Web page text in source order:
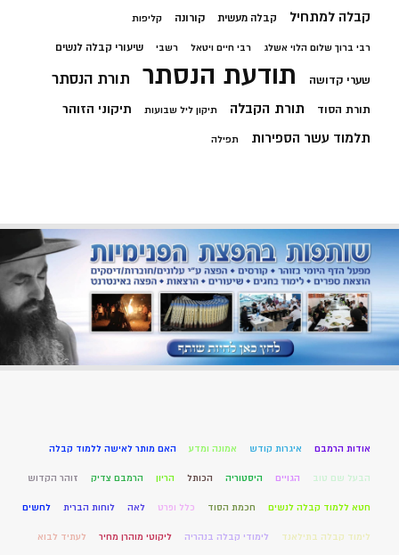
קבלה למתחיל קבלה מעשית קורונה קליפות
רבי ברוך שלום הלוי אשלג רבי חיים ויטאל רשבי שיעורי קבלה לנשים
שערי קדושה תודעת הנסתר תורת הנסתר
תורת הסוד תורת הקבלה תיקון ליל שבועות תיקוני הזוהר
תלמוד עשר הספירות תפילה
אודות הרמבם איגרות קודש אמונה ומדע האם מותר לאישה ללמוד קבלה
הבעל שם טוב הגויים היסטוריה הכותל הריון הרמבם צדיק זוהר הקדוש
חטא ללמוד קבלה לנשים חכמת הסוד כלל ופרט לאה לוחות הברית לחשים
לימוד קבלה בתילאנד לימודי קבלה בנהריה ליקוטי מוהרן מחיר לעתיד לבוא